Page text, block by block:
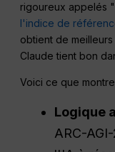
rigoureux appelés
l'indice de
obtient de
Claude tient bon
Voici ce que
Logique
ARC-